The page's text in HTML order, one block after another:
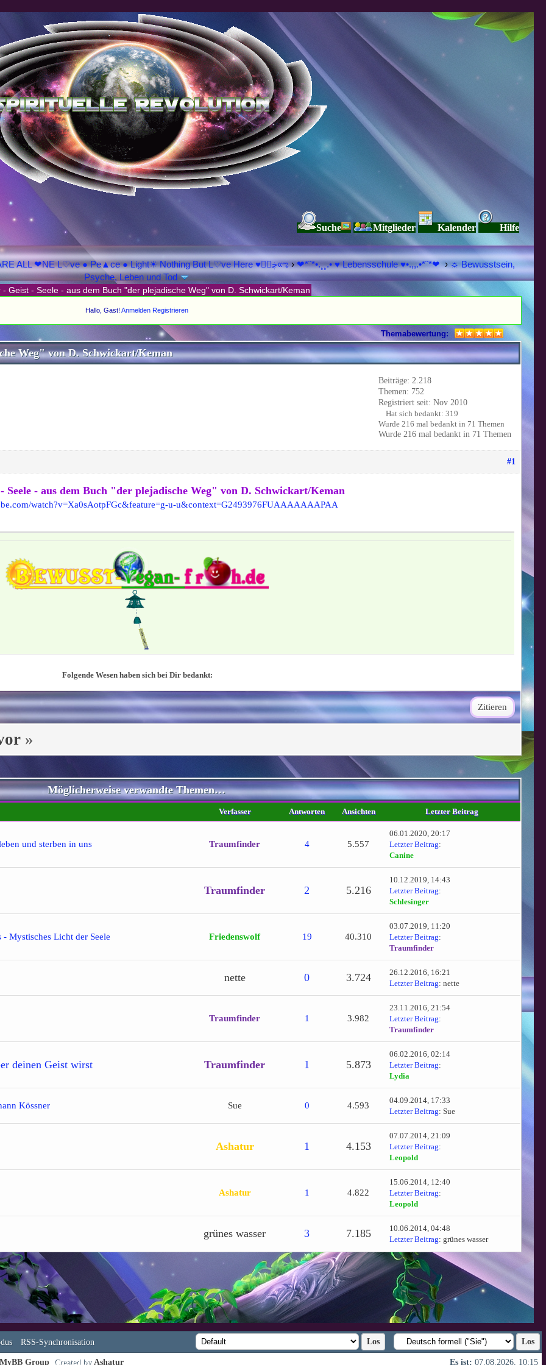
Suche Mitglieder Kalender Hilfe
♥ڿڰۣ«ಌ SPIRITUELLE Я Ξ √ Ω L U T ↑ ☼ N - Forum - WE ARE ALL ❤NE L♡ve ● Pe▲ce ● Light☀ Nothing But L♡ve Here ♥ڿڰۣ«ಌ›❤*¨*•.¸¸.• ♥ Lebensschule ♥•.,,.•*¨*❤›☼ Bewusstsein,
Psyche, Leben und Tod
- Geist - Seele - aus dem Buch "der plejadische Weg" von D. Schwickart/Keman
Hallo, Gast! Anmelden Registrieren
Themabewertung:
Weg" von D. Schwickart/Keman
Beiträge: 2.218
Themen: 752
Registriert seit: Nov 2010
Hat sich bedankt: 319
Wurde 216 mal bedankt in 71 Themen
Wurde 216 mal bedankt in 71 Themen
#1
Seele - aus dem Buch "der plejadische Weg" von D. Schwickart/Keman
watch?v=Xa0sAotpFGc&feature=g-u-u&context=G2493976FUAAAAAAAPAA
Folgende Wesen haben sich bei Dir bedankt:
Zitieren
»
Möglicherweise verwandte Themen…
Verfasser Antworten Ansichten Letzter Beitrag
und sterben in uns Traumfinder 4 5.557
06.01.2020, 20:17
Letzter Beitrag:
Canine
Traumfinder 2 5.216
10.12.2019, 14:43
Letzter Beitrag:
Schlesinger
Mystisches Licht der Seele Friedenswolf 19 40.310
03.07.2019, 11:20
Letzter Beitrag:
Traumfinder
nette 0 3.724
26.12.2016, 16:21
Letzter Beitrag: nette
Traumfinder 1 3.982
23.11.2016, 21:54
Letzter Beitrag:
Traumfinder
deinen Geist wirst Traumfinder 1 5.873
06.02.2016, 02:14
Letzter Beitrag:
Lydia
Kössner Sue 0 4.593
04.09.2014, 17:33
Letzter Beitrag: Sue
Ashatur 1 4.153
07.07.2014, 21:09
Letzter Beitrag:
Leopold
Ashatur 1 4.822
15.06.2014, 12:40
Letzter Beitrag:
Leopold
grünes wasser 3 7.185
10.06.2014, 04:48
Letzter Beitrag: grünes wasser
RSS-Synchronisation
Es ist: 07.08.2026, 10:15
MyBB Group . Created by Ashatur